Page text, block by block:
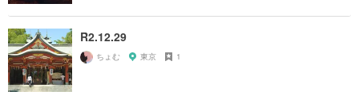
R2.12.29
ちょむ 東京 1